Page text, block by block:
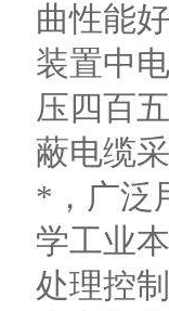
曲性能
装置中
压四百
蔽电缆
*，广泛
学工业
处理控